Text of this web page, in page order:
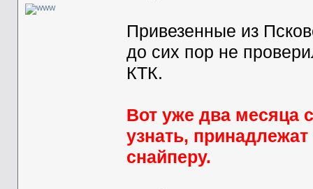
Привезенные из
до сих пор не
КТК.
Вот уже два месяца
узнать,
снайперу.